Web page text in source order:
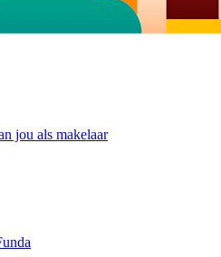
jou als makelaar